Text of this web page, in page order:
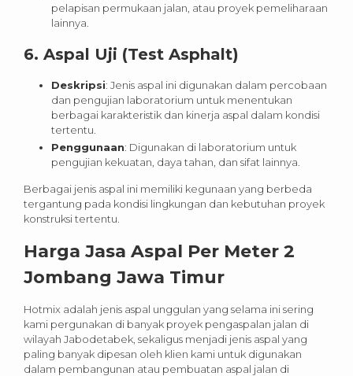
pelapisan permukaan jalan, atau proyek pemeliharaan
lainnya.
6. Aspal Uji (Test Asphalt)
Deskripsi: Jenis aspal ini digunakan dalam percobaan
dan pengujian laboratorium untuk menentukan
berbagai karakteristik dan kinerja aspal dalam kondisi
tertentu.
Penggunaan: Digunakan di laboratorium untuk
pengujian kekuatan, daya tahan, dan sifat lainnya.
Berbagai jenis aspal ini memiliki kegunaan yang berbeda
tergantung pada kondisi lingkungan dan kebutuhan proyek
konstruksi tertentu.
Harga Jasa Aspal Per Meter 2
Jombang Jawa Timur
Hotmix adalah jenis aspal unggulan yang selama ini sering
kami pergunakan di banyak proyek pengaspalan jalan di
wilayah Jabodetabek, sekaligus menjadi jenis aspal yang
paling banyak dipesan oleh klien kami untuk digunakan
dalam pembangunan atau pembuatan aspal jalan di